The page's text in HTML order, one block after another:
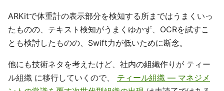
ARKitで体重計の表示部分を検知する所まではうまくいっ
たものの、テキスト検知がうまくゆかず、OCRを試すこ
とも検討したものの、Swift力が低いために断念。
他にも技術ネタを考えたけど、社内の組織作りが ティー
ル組織 に移行していくので、 ティール組織 ― マネジメ